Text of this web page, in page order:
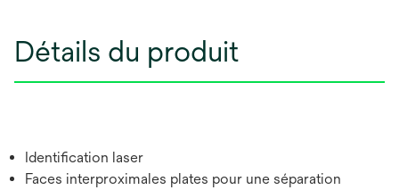
Détails du produit
Identification laser
Faces interproximales plates pour une séparation